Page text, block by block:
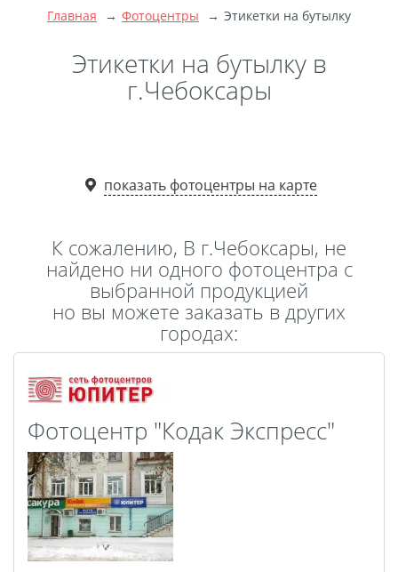
печать
Мультипанно
Фотоколлаж
Фотобокс
Пластификация
самоклеящемся виниле
акриле
Печать на баннере
Фотообои
Трафареты
Печать на прозрачной
пленке
Главная Фотоцентры Этикетки на бутылку
Этикетки на бутылку в
г.Чебоксары
показать фотоцентры на карте
К сожалению, В г.Чебоксары, не
найдено ни одного фотоцентра с
выбранной продукцией
но вы можете заказать в других
городах:
Фотоцентр "Кодак Экспресс"